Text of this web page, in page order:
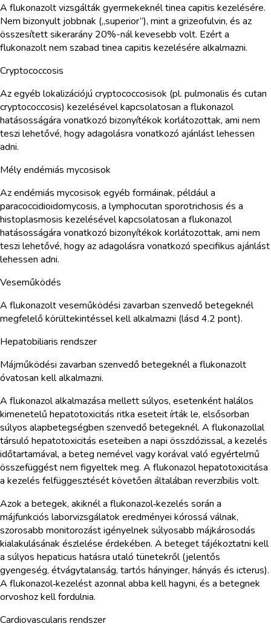
A flukonazolt vizsgálták gyermekeknél tinea capitis kezelésére.
Nem bizonyult jobbnak („superior”), mint a grizeofulvin, és az
összesített sikerarány 20%-nál kevesebb volt. Ezért a
flukonazolt nem szabad tinea capitis kezelésére alkalmazni.
Cryptococcosis
Az egyéb lokalizációjú cryptococcosisok (pl. pulmonalis és cutan
cryptococcosis) kezelésével kapcsolatosan a flukonazol
hatásosságára vonatkozó bizonyítékok korlátozottak, ami nem
teszi lehetővé, hogy adagolásra vonatkozó ajánlást lehessen
adni.
Mély endémiás mycosisok
Az endémiás mycosisok egyéb formáinak, például a
paracoccidioidomycosis, a lymphocutan sporotrichosis és a
histoplasmosis kezelésével kapcsolatosan a flukonazol
hatásosságára vonatkozó bizonyítékok korlátozottak, ami nem
teszi lehetővé, hogy az adagolásra vonatkozó specifikus ajánlást
lehessen adni.
Veseműködés
A flukonazolt veseműködési zavarban szenvedő betegeknél
megfelelő körültekintéssel kell alkalmazni (lásd 4.2 pont).
Hepatobiliaris rendszer
Májműködési zavarban szenvedő betegeknél a flukonazolt
óvatosan kell alkalmazni.
A flukonazol alkalmazása mellett súlyos, esetenként halálos
kimenetelű hepatotoxicitás ritka eseteit írták le, elsősorban
súlyos alapbetegségben szenvedő betegeknél. A flukonazollal
társuló hepatotoxicitás eseteiben a napi összdózissal, a kezelés
időtartamával, a beteg nemével vagy korával való egyértelmű
összefüggést nem figyeltek meg. A flukonazol hepatotoxicitása
a kezelés felfüggesztését követően általában reverzíbilis volt.
Azok a betegek, akiknél a flukonazol‑kezelés során a
májfunkciós laborvizsgálatok eredményei kórossá válnak,
szorosabb monitorozást igényelnek súlyosabb májkárosodás
kialakulásának észlelése érdekében. A beteget tájékoztatni kell
a súlyos hepaticus hatásra utaló tünetekről (jelentős
gyengeség, étvágytalanság, tartós hányinger, hányás és icterus).
A flukonazol‑kezelést azonnal abba kell hagyni, és a betegnek
orvoshoz kell fordulnia.
Cardiovascularis rendszer